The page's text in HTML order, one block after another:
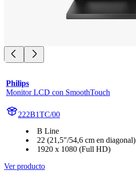
Philips
Monitor LCD con SmoothTouch
222B1TC/00
B Line
22 (21,5"/54,6 cm en diagonal)
1920 x 1080 (Full HD)
Ver producto